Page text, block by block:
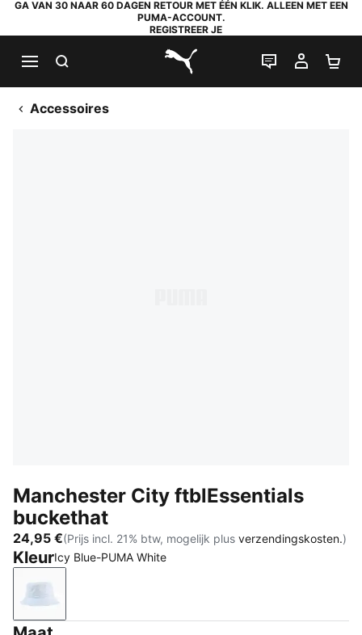
GA VAN 30 NAAR 60 DAGEN RETOUR MET ÉÉN KLIK. ALLEEN MET EEN
PUMA-ACCOUNT.
REGISTREER JE
PUMA.com
LIVE CHAT
MIJN
Accessoires
Manchester City ftblEssentials
buckethat
24,95 €(Prijs incl. 21% btw, mogelijk plus verzendingskosten.)
KleurIcy Blue-PUMA White
Icy Blue-PUMA White